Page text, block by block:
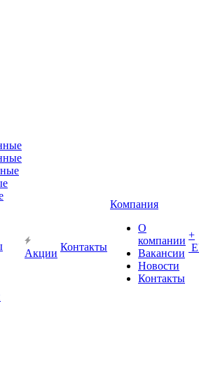
Акции
Контакты
Компания
О
компании
Вакансии
Новости
Контакты
+